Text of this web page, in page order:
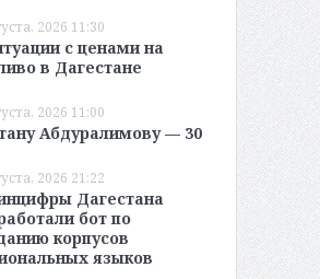
2026 11:30
с ценами на
в Дагестане
2026 11:00
Абдуралимову — 30
2026 21:22
Дагестана
бот по
корпусов
языков